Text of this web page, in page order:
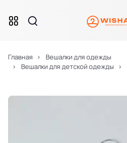
Главная
Вешалки для одежды
Вешалки для детской одежды